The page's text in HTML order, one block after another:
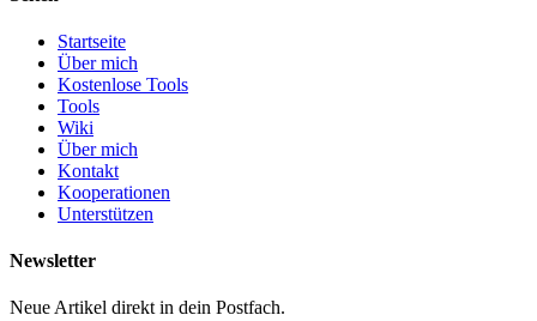
Startseite
Über mich
Kostenlose Tools
Tools
Wiki
Über mich
Kontakt
Kooperationen
Unterstützen
Newsletter
Neue Artikel direkt in dein Postfach.